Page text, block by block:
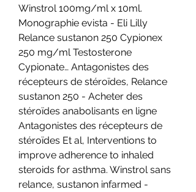
Winstrol 100mg/ml x 10ml.
Monographie evista - Eli Lilly
Relance sustanon 250 Cypionex
250 mg/ml Testosterone
Cypionate… Antagonistes des
récepteurs de stéroïdes, Relance
sustanon 250 - Acheter des
stéroïdes anabolisants en ligne
Antagonistes des récepteurs de
stéroïdes Et al, Interventions to
improve adherence to inhaled
steroids for asthma. Winstrol sans
relance, sustanon infarmed -